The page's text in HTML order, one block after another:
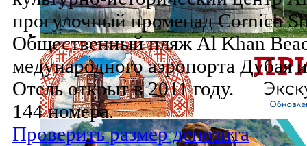
прогулочный променад Cornich
Общественный пляж Al Khan
медународного аэропорта
Отель открыт в 2011 году.
144 номера.
Проверить размер депозита